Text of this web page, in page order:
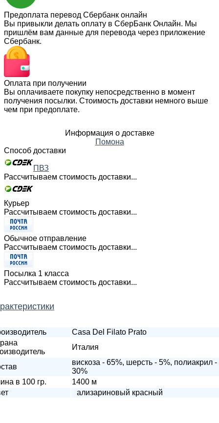
Предоплата перевод Сбербанк онлайн
Вы привыкли делать оплату в СберБанк Онлайн. Мы
пришлём вам данные для перевода через приложение
Сбербанк.
Оплата при получении
Вы оплачиваете покупку непосредственно в момент
получения посылки. Стоимость доставки немного выше
чем при предоплате.
Информация о доставке
Помона
Способ доставки
ПВЗ
Рассчитываем стоимость доставки...
Курьер
Рассчитываем стоимость доставки...
Обычное отправление
Рассчитываем стоимость доставки...
Посылка 1 класса
Рассчитываем стоимость доставки...
Casa Del Filato Prato
Италия
вискоза - 65%, шерсть - 5%, полиакрил -
30%
в 100 гр.
1400 м
ализариновый красный